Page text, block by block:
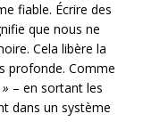
fiable. Écrire des
que nous ne
Cela libère la
profonde. Comme
– en sortant les
dans un système